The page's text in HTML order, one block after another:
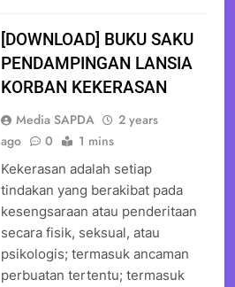
[DOWNLOAD] BUKU SAKU
PENDAMPINGAN LANSIA
KORBAN KEKERASAN
Media SAPDA
2 years
ago
0 1 mins
Kekerasan adalah setiap
tindakan yang berakibat pada
kesengsaraan atau penderitaan
secara fisik, seksual, atau
psikologis; termasuk ancaman
perbuatan tertentu; termasuk